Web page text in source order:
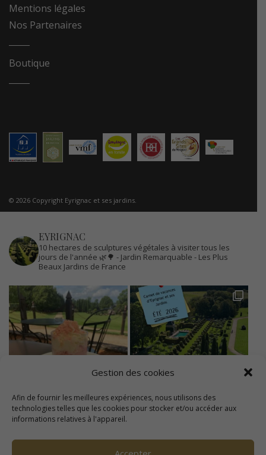
Gestion des cookies
Afin de fournir les meilleures expériences, nous utilisons des
technologies telles que les cookies pour stocker et/ou accéder aux
informations relatives à l'appareil.
Mentions légales
Nos Partenaires
Boutique
© 2026 Copyright Eyrignac et ses jardins.
EYRIGNAC
10 hectares de sculptures végétales à visiter tous les
jours de l'année 🌿🌳 - Jardin Remarquable - Les Plus
Beaux Jardins de France